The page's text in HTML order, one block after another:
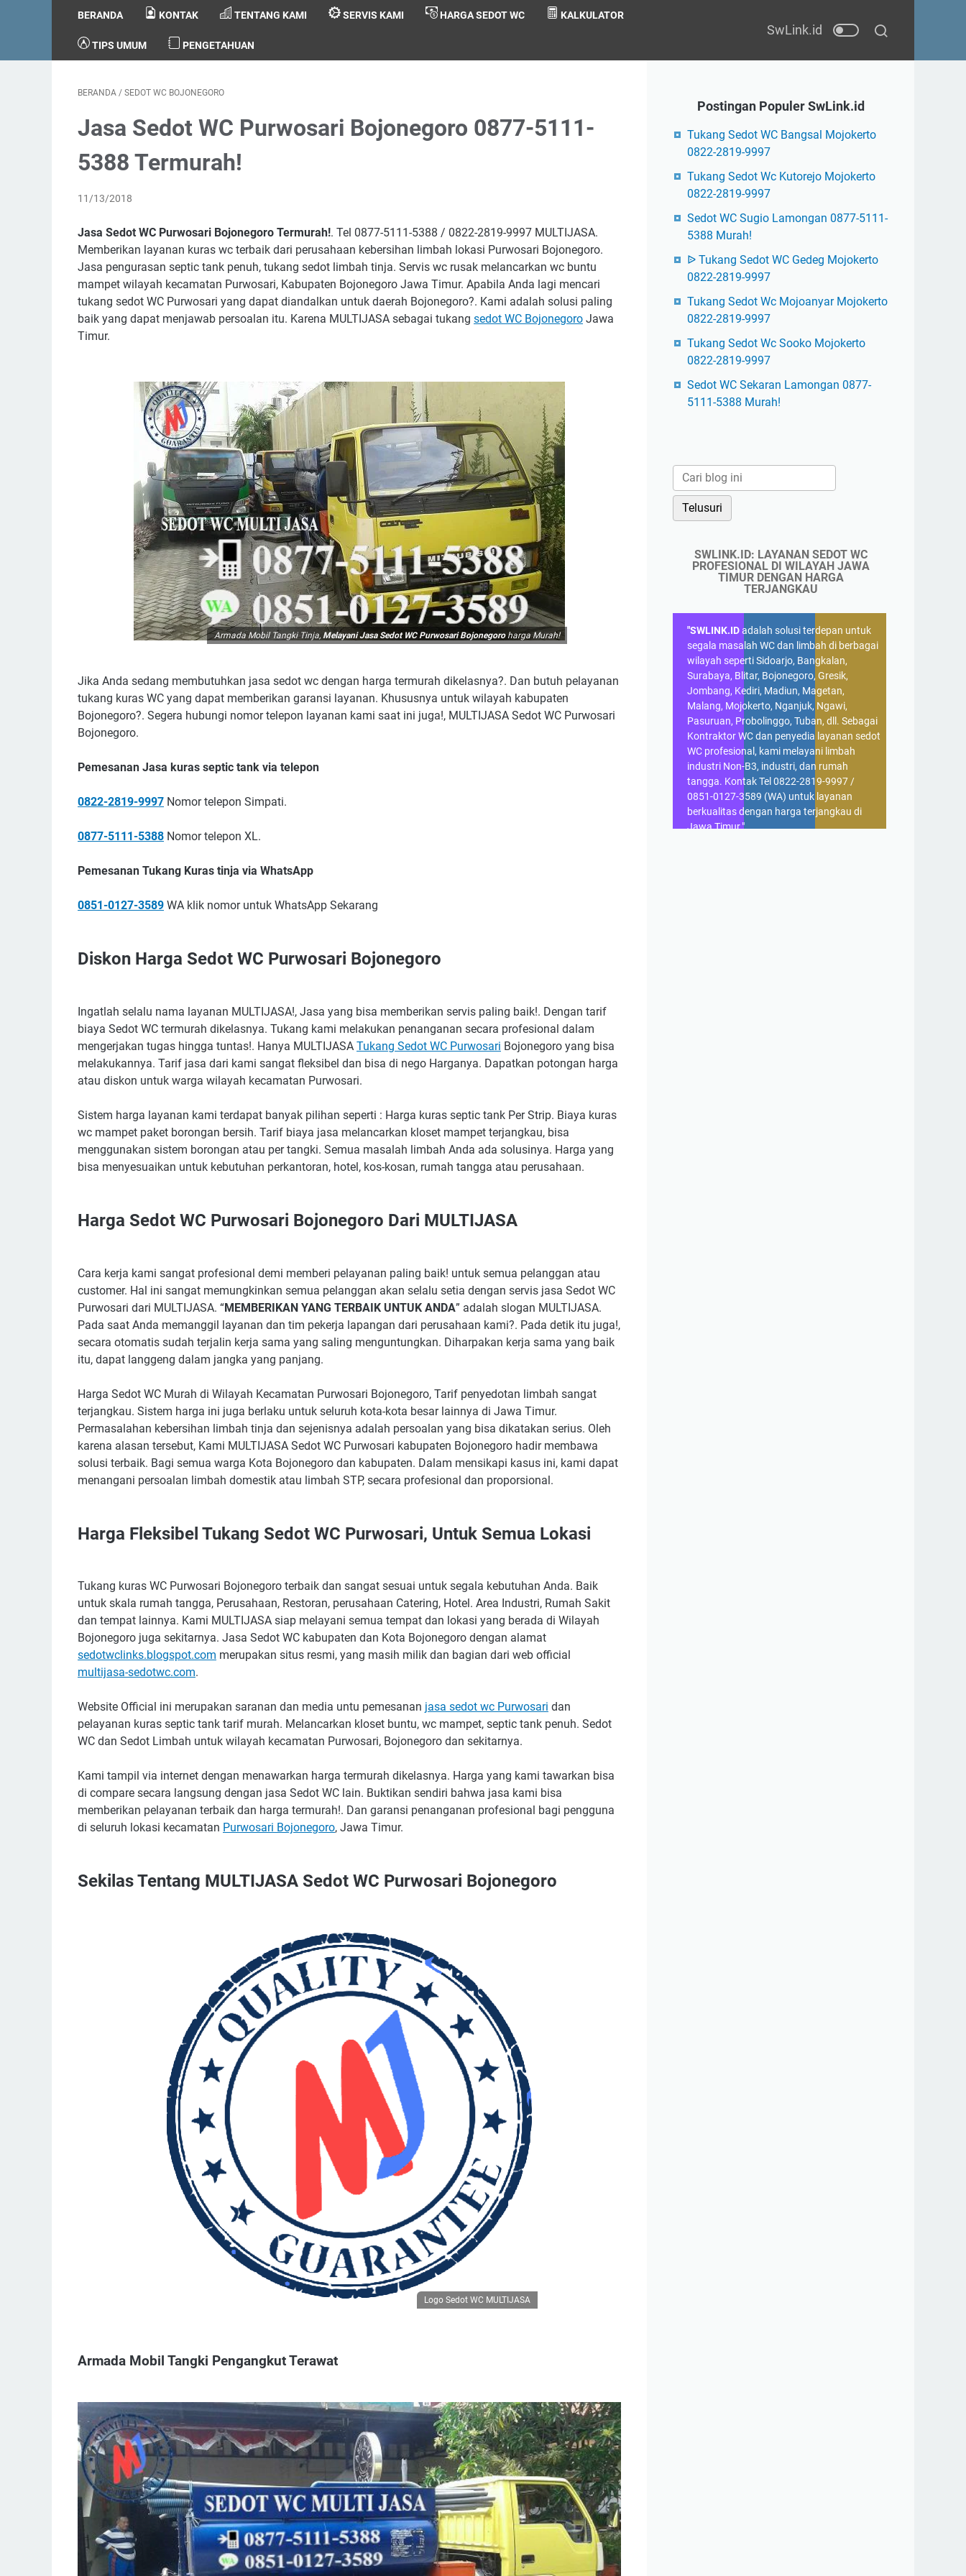
BERANDA KONTAK TENTANG KAMI SERVIS KAMI HARGA SEDOT WC KALKULATOR
TIPS UMUM PENGETAHUAN
BERANDA / SEDOT WC BOJONEGORO
Jasa Sedot WC Purwosari Bojonegoro 0877-5111-
5388 Termurah!
11/13/2018
Jasa Sedot WC Purwosari Bojonegoro Termurah!. Tel 0877-5111-5388 / 0822-2819-9997 MULTIJASA.
Memberikan layanan kuras wc terbaik dari perusahaan kebersihan limbah lokasi Purwosari Bojonegoro.
Jasa pengurasan septic tank penuh, tukang sedot limbah tinja. Servis wc rusak melancarkan wc buntu
mampet wilayah kecamatan Purwosari, Kabupaten Bojonegoro Jawa Timur. Apabila Anda lagi mencari
tukang sedot WC Purwosari yang dapat diandalkan untuk daerah Bojonegoro?. Kami adalah solusi paling
baik yang dapat menjawab persoalan itu. Karena MULTIJASA sebagai tukang sedot WC Bojonegoro Jawa
Timur.
Armada Mobil Tangki Tinja, Melayani Jasa Sedot WC Purwosari Bojonegoroharga Murah!
Jika Anda sedang membutuhkan jasa sedot wc dengan harga termurah dikelasnya?. Dan butuh pelayanan
tukang kuras WC yang dapat memberikan garansi layanan. Khususnya untuk wilayah kabupaten
Bojonegoro?. Segera hubungi nomor telepon layanan kami saat ini juga!, MULTIJASA Sedot WC Purwosari
Bojonegoro.
Pemesanan Jasa kuras septic tank via telepon
0822-2819-9997 Nomor telepon Simpati.
0877-5111-5388 Nomor telepon XL.
Pemesanan Tukang Kuras tinja via WhatsApp
0851-0127-3589 WA klik nomor untuk WhatsApp Sekarang
Diskon Harga Sedot WC Purwosari Bojonegoro
Ingatlah selalu nama layanan MULTIJASA!, Jasa yang bisa memberikan servis paling baik!. Dengan tarif
biaya Sedot WC termurah dikelasnya. Tukang kami melakukan penanganan secara profesional dalam
mengerjakan tugas hingga tuntas!. Hanya MULTIJASA Tukang Sedot WC Purwosari Bojonegoro yang bisa
melakukannya. Tarif jasa dari kami sangat fleksibel dan bisa di nego Harganya. Dapatkan potongan harga
atau diskon untuk warga wilayah kecamatan Purwosari.
Sistem harga layanan kami terdapat banyak pilihan seperti : Harga kuras septic tank Per Strip. Biaya kuras
wc mampet paket borongan bersih. Tarif biaya jasa melancarkan kloset mampet terjangkau, bisa
menggunakan sistem borongan atau per tangki. Semua masalah limbah Anda ada solusinya. Harga yang
bisa menyesuaikan untuk kebutuhan perkantoran, hotel, kos-kosan, rumah tangga atau perusahaan.
Harga Sedot WC Purwosari Bojonegoro Dari MULTIJASA
Cara kerja kami sangat profesional demi memberi pelayanan paling baik! untuk semua pelanggan atau
customer. Hal ini sangat memungkinkan semua pelanggan akan selalu setia dengan servis jasa Sedot WC
Purwosari dari MULTIJASA. “MEMBERIKAN YANG TERBAIK UNTUK ANDA” adalah slogan MULTIJASA.
Pada saat Anda memanggil layanan dan tim pekerja lapangan dari perusahaan kami?. Pada detik itu juga!,
secara otomatis sudah terjalin kerja sama yang saling menguntungkan. Diharpakan kerja sama yang baik
itu, dapat langgeng dalam jangka yang panjang.
Harga Sedot WC Murah di Wilayah Kecamatan Purwosari Bojonegoro, Tarif penyedotan limbah sangat
terjangkau. Sistem harga ini juga berlaku untuk seluruh kota-kota besar lainnya di Jawa Timur.
Permasalahan kebersihan limbah tinja dan sejenisnya adalah persoalan yang bisa dikatakan serius. Oleh
karena alasan tersebut, Kami MULTIJASA Sedot WC Purwosari kabupaten Bojonegoro hadir membawa
solusi terbaik. Bagi semua warga Kota Bojonegoro dan kabupaten. Dalam mensikapi kasus ini, kami dapat
menangani persoalan limbah domestik atau limbah STP, secara profesional dan proporsional.
Harga Fleksibel Tukang Sedot WC Purwosari, Untuk Semua Lokasi
Tukang kuras WC Purwosari Bojonegoro terbaik dan sangat sesuai untuk segala kebutuhan Anda. Baik
untuk skala rumah tangga, Perusahaan, Restoran, perusahaan Catering, Hotel. Area Industri, Rumah Sakit
dan tempat lainnya. Kami MULTIJASA siap melayani semua tempat dan lokasi yang berada di Wilayah
Bojonegoro juga sekitarnya. Jasa Sedot WC kabupaten dan Kota Bojonegoro dengan alamat
sedotwclinks.blogspot.com merupakan situs resmi, yang masih milik dan bagian dari web official
multijasa-sedotwc.com.
Website Official ini merupakan saranan dan media untu pemesanan jasa sedot wc Purwosari dan
pelayanan kuras septic tank tarif murah. Melancarkan kloset buntu, wc mampet, septic tank penuh. Sedot
WC dan Sedot Limbah untuk wilayah kecamatan Purwosari, Bojonegoro dan sekitarnya.
Kami tampil via internet dengan menawarkan harga termurah dikelasnya. Harga yang kami tawarkan bisa
di compare secara langsung dengan jasa Sedot WC lain. Buktikan sendiri bahwa jasa kami bisa
memberikan pelayanan terbaik dan harga termurah!. Dan garansi penanganan profesional bagi pengguna
di seluruh lokasi kecamatan Purwosari Bojonegoro, Jawa Timur.
Sekilas Tentang MULTIJASA Sedot WC Purwosari Bojonegoro
Logo Sedot WC MULTIJASA
Armada Mobil Tangki Pengangkut Terawat
Postingan Populer SwLink.id
Tukang Sedot WC Bangsal Mojokerto
0822-2819-9997
Tukang Sedot Wc Kutorejo Mojokerto
0822-2819-9997
Sedot WC Sugio Lamongan 0877-5111-
5388 Murah!
ᐉ Tukang Sedot WC Gedeg Mojokerto
0822-2819-9997
Tukang Sedot Wc Mojoanyar Mojokerto
0822-2819-9997
Tukang Sedot Wc Sooko Mojokerto
0822-2819-9997
Sedot WC Sekaran Lamongan 0877-
5111-5388 Murah!
SWLINK.ID: LAYANAN SEDOT WC
PROFESIONAL DI WILAYAH JAWA
TIMUR DENGAN HARGA
TERJANGKAU
"SWLINK.IDadalah solusi terdepan untuk
segala masalah WC dan limbah di berbagai
wilayah seperti Sidoarjo, Bangkalan,
Surabaya, Blitar, Bojonegoro, Gresik,
Jombang, Kediri, Madiun, Magetan,
Malang, Mojokerto, Nganjuk, Ngawi,
Pasuruan, Probolinggo, Tuban, dll. Sebagai
Kontraktor WC dan penyedia layanan sedot
WC profesional, kami melayani limbah
industri Non-B3, industri, dan rumah
tangga. Kontak Tel 0822-2819-9997 /
0851-0127-3589 (WA) untuk layanan
berkualitas dengan harga terjangkau di
Jawa Timur."